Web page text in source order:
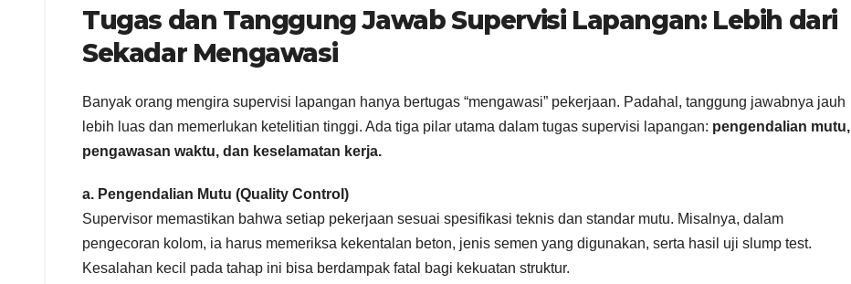
Tugas dan Tanggung Jawab Supervisi Lapangan: Lebih dari
Sekadar Mengawasi
Banyak orang mengira supervisi lapangan hanya bertugas “mengawasi” pekerjaan. Padahal, tanggung jawabnya jauh
lebih luas dan memerlukan ketelitian tinggi. Ada tiga pilar utama dalam tugas supervisi lapangan: pengendalian mutu,
pengawasan waktu, dan keselamatan kerja.
a. Pengendalian Mutu (Quality Control)
Supervisor memastikan bahwa setiap pekerjaan sesuai spesifikasi teknis dan standar mutu. Misalnya, dalam
pengecoran kolom, ia harus memeriksa kekentalan beton, jenis semen yang digunakan, serta hasil uji slump test.
Kesalahan kecil pada tahap ini bisa berdampak fatal bagi kekuatan struktur.